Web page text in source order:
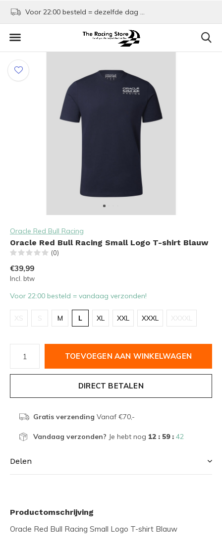
Voor 22:00 besteld = dezelfde dag verzonden!
Oracle Red Bull Racing
Oracle Red Bull Racing Small Logo T-shirt Blauw
(0)
€39,99
Incl. btw
Voor 22:00 besteld = vandaag verzonden!
XS S M L XL XXL XXXL XXXXL
TOEVOEGEN AAN WINKELWAGEN
DIRECT BETALEN
Gratis verzending Vanaf €70,-
Vandaag verzonden? Je hebt nog 12 : 59 : 42
Delen
Productomschrijving
Oracle Red Bull Racing Small Logo T-shirt Blauw